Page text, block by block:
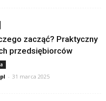
zacząć? Praktyczny
przedsiębiorców
- 31 marca 2025